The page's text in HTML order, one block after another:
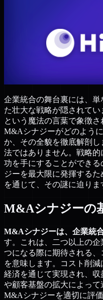
企業統合の舞台裏には、単
た壮大な戦略が隠されてい
という魔法の言葉で象徴さ
M&Aシナジーがどのよう
か、その全貌を徹底解剖
法ではありません。戦略
功を手にすることができ
ジーを最大限に発揮する
を通じて、その謎に迫りま
M&Aシナジーの
M&Aシナジーは、企業統
す。これは、二つ以上の
つになる際に期待される
を意味します。コスト削
経済を通じて実現され、
や顧客基盤の拡大によって
M&Aシナジーを適切に評